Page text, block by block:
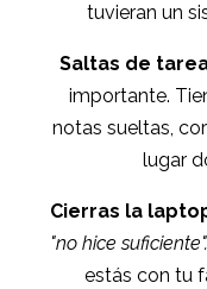
tuvieran un
Saltas de
importante.
notas sueltas,
lugar
Cierras la
"no hice suficiente".
estás con tu